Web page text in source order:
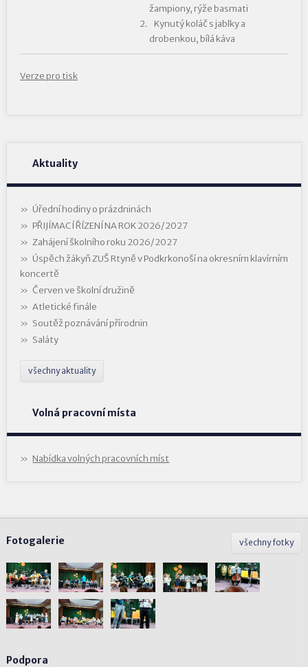
žampiony, rýže basmati
Kynutý koláč s jablky a
drobenkou, bílá káva
Verze pro tisk
Aktuality
Úřední hodiny o prázdninách
PŘIJÍMACÍ ŘÍZENÍ NA ROK 2026/2027
Zahájení školního roku 2026/2027
Úspěch žákyň ZUŠ Rtyně v Podkrkonoší na okresním klavírním
koncertě
Červen ve školní družině
Atletické finále
Soutěž poznávání přírodnin
Saláty
všechny aktuality
Volná pracovní místa
Nabídka volných pracovních míst
všechny fotky
Fotogalerie
Podpora